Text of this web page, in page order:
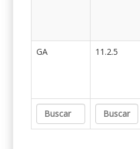
GA
11.2.5